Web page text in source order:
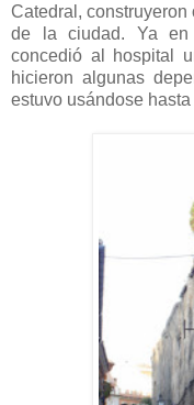
Catedral,
de la ciudad. Ya
concedió al hospital
hicieron algunas
estuvo usándose hasta